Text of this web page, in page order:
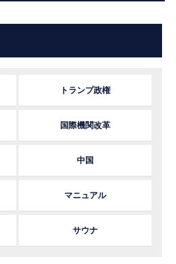
トランプ政権
国際機関改革
中国
マニュアル
サウナ